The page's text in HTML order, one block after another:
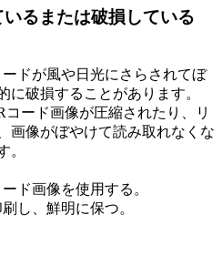
るまたは破損している
ドが風や日光にさらされてぼ
に破損することがあります。
コード画像が圧縮されたり、リ
画像がぼやけて読み取れなくな
。
ド画像を使用する。
し、鮮明に保つ。